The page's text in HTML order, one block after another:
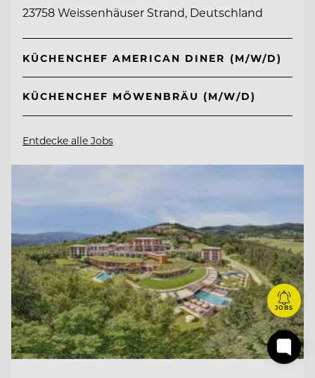
23758 Weissenhäuser Strand, Deutschland
KÜCHENCHEF AMERICAN DINER (M/W/D)
KÜCHENCHEF MÖWENBRÄU (M/W/D)
Entdecke alle Jobs
JOBS